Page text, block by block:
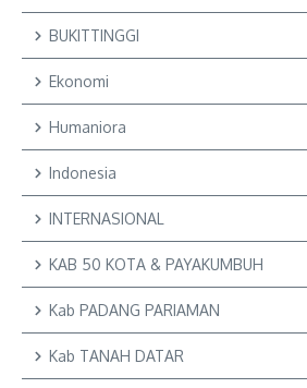
BUKITTINGGI
Ekonomi
Humaniora
Indonesia
INTERNASIONAL
KAB 50 KOTA & PAYAKUMBUH
Kab PADANG PARIAMAN
Kab TANAH DATAR